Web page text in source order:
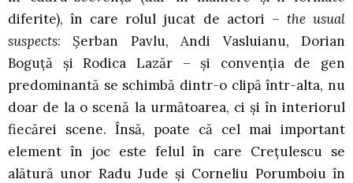
diferite), în care rolul jucat de actori – the usual
suspects: Șerban Pavlu, Andi Vasluianu, Dorian
Boguță și Rodica Lazăr – și convenția de gen
predominantă se schimbă dintr-o clipă într-alta, nu
doar de la o scenă la următoarea, ci și în interiorul
fiecărei scene. Însă, poate că cel mai important
element în joc este felul în care Crețulescu se
alătură unor Radu Jude și Corneliu Porumboiu în